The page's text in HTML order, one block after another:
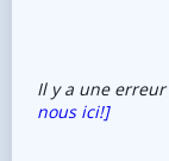
Il y a une
nous ici!]